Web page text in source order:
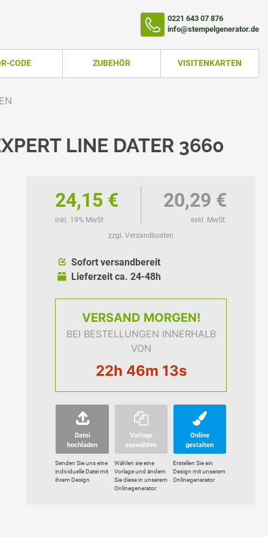
0221 643 07 876
info@stempelgenerator.de
CODE ZUBEHÖR VISITENKARTEN
LINE DATER 3660
24,15 €
inkl. 19% MwSt.
20,29 €
exkl. MwSt.
zzgl. Versandkosten
Sofort versandbereit
Lieferzeit ca. 24-48h
VERSAND MORGEN!
BEI BESTELLUNGEN INNERHALB
VON
22h 46m 12s
Datei
hochladen
Senden Sie uns eine
individuelle Datei mit
ihrem Design
Vorlage
auswählen
Wählen sie eine
Vorlage und ändern
Sie diese in unserem
Onlinegenerator
Online
gestalten
Erstellen Sie ein
Design mit unserem
Onlinegenerator